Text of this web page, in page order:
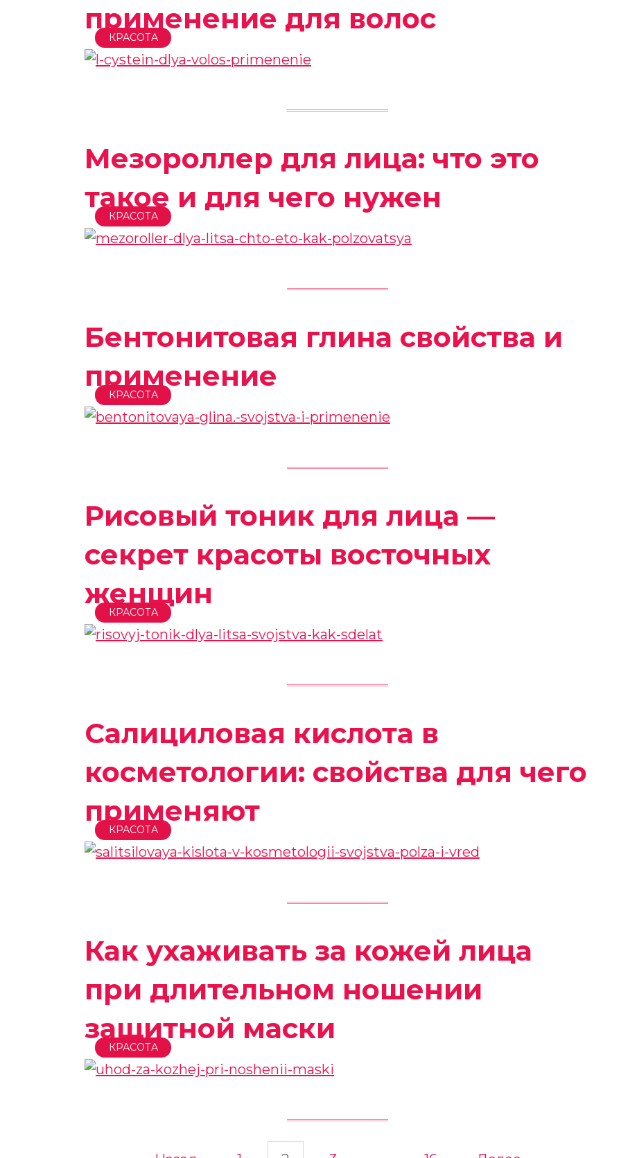
применение для волос
КРАСОТА
Мезороллер для лица: что это
такое и для чего нужен
КРАСОТА
Бентонитовая глина свойства и
применение
КРАСОТА
Рисовый тоник для лица —
секрет красоты восточных
женщин
КРАСОТА
Салициловая кислота в
косметологии: свойства для чего
применяют
КРАСОТА
Как ухаживать за кожей лица
при длительном ношении
защитной маски
КРАСОТА